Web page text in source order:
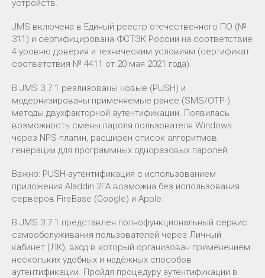
устройств.
JMS включена в Единый реестр отечественного ПО (№
311) и сертифицирована ФСТЭК России на соответствие
4 уровню доверия и техническим условиям (сертификат
соответствия № 4411 от 20 мая 2021 года).
В JMS 3.7.1 реализованы новые (PUSH) и
модернизированы применяемые ранее (SMS/OTP-)
методы двухфакторной аутентификации. Появилась
возможность смены пароля пользователя Windows
через NPS-плагин, расширен список алгоритмов
генерации для программных одноразовых паролей.
Важно: PUSH-аутентификация с использованием
приложения Aladdin 2FA возможна без использования
серверов FireBase (Google) и Apple.
В JMS 3.7.1 представлен полнофункциональный сервис
самообслуживания пользователей через Личный
кабинет (ЛК), вход в который организован применением
нескольких удобных и надёжных способов
аутентификации. Пройдя процедуру аутентификации в